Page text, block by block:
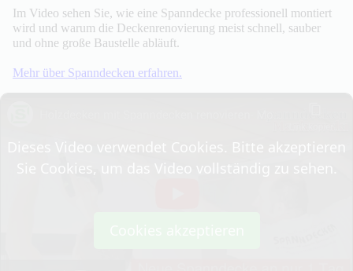
Im Video sehen Sie, wie eine Spanndecke professionell montiert
wird und warum die Deckenrenovierung meist schnell, sauber
und ohne große Baustelle abläuft.
Mehr über Spanndecken erfahren.
Dieses Video verwendet Cookies. Bitte akzeptieren
Sie Cookies, um das Video vollständig zu sehen.